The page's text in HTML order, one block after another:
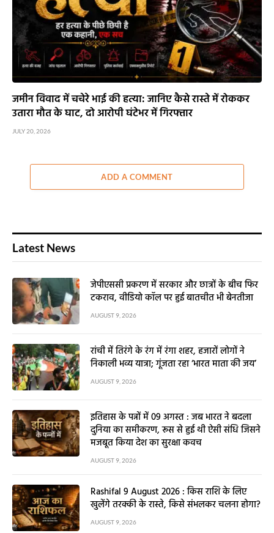
जमीन विवाद में चचेरे भाई की हत्या: जानिए कैसे रास्ते में रोककर
उतारा मौत के घाट, दो आरोपी घंटेभर में गिरफ्तार
JULY 20, 2026
ADD A COMMENT
Latest News
जेपीएससी प्रकरण में सरकार और छात्रों के बीच फिर
टकराव, वीडियो कॉल पर हुई बातचीत भी बेनतीजा
AUGUST 9, 2026
रांची में तिरंगे के रंग में रंगा शहर, हजारों लोगों ने
निकाली भव्य यात्रा; गूंजता रहा ‘भारत माता की जय’
AUGUST 9, 2026
इतिहास के पन्नों में 09 अगस्त : जब भारत ने बदला
दुनिया का समीकरण, रूस से हुई थी ऐसी संधि जिसने
मजबूत किया देश का सुरक्षा कवच
AUGUST 9, 2026
Rashifal 9 August 2026 : किस राशि के लिए
खुलेंगे तरक्की के रास्ते, किसे संभलकर चलना होगा?
AUGUST 9, 2026